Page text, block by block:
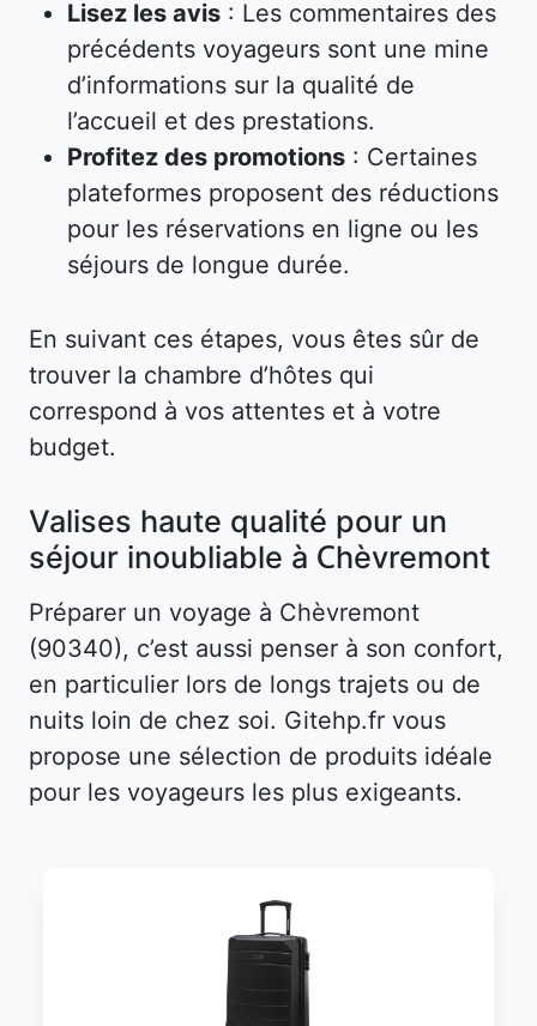
Lisez les avis : Les commentaires des
précédents voyageurs sont une mine
d’informations sur la qualité de
l’accueil et des prestations.
Profitez des promotions : Certaines
plateformes proposent des réductions
pour les réservations en ligne ou les
séjours de longue durée.
En suivant ces étapes, vous êtes sûr de
trouver la chambre d’hôtes qui
correspond à vos attentes et à votre
budget.
Valises haute qualité pour un
séjour inoubliable à Chèvremont
Préparer un voyage à Chèvremont
(90340), c’est aussi penser à son confort,
en particulier lors de longs trajets ou de
nuits loin de chez soi. Gitehp.fr vous
propose une sélection de produits idéale
pour les voyageurs les plus exigeants.